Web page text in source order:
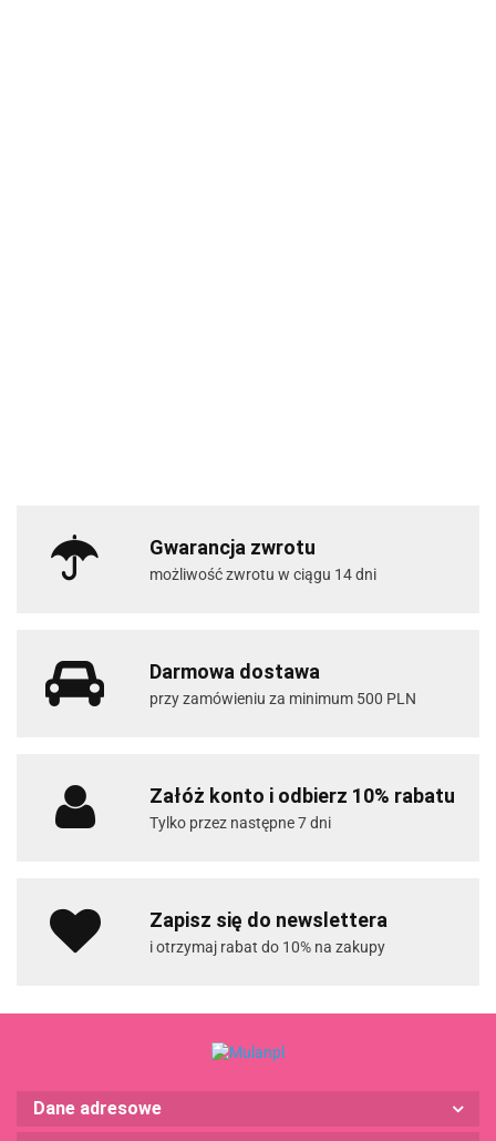
Gwarancja zwrotu
możliwość zwrotu w ciągu 14 dni
Darmowa dostawa
przy zamówieniu za minimum 500 PLN
Załóż konto i odbierz 10% rabatu
Tylko przez następne 7 dni
Zapisz się do newslettera
i otrzymaj rabat do 10% na zakupy
Dane adresowe